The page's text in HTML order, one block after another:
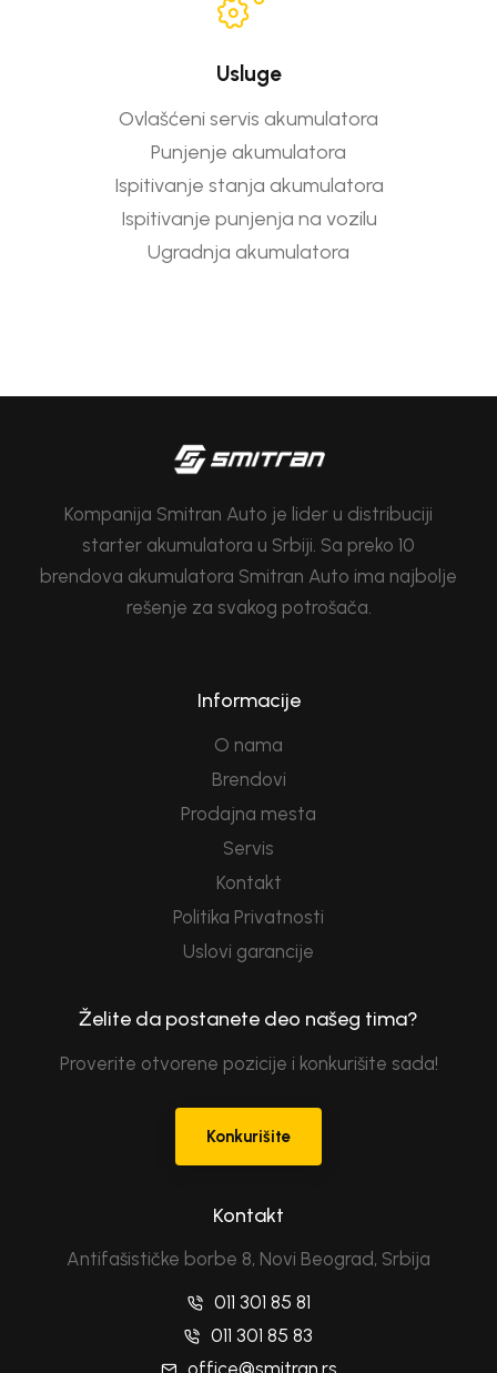
Usluge
Ovlašćeni servis akumulatora
Punjenje akumulatora
Ispitivanje stanja akumulatora
Ispitivanje punjenja na vozilu
Ugradnja akumulatora
Kompanija Smitran Auto je lider u distribuciji
starter akumulatora u Srbiji. Sa preko 10
brendova akumulatora Smitran Auto ima najbolje
rešenje za svakog potrošača.
Informacije
O nama
Brendovi
Prodajna mesta
Servis
Kontakt
Politika Privatnosti
Uslovi garancije
Želite da postanete deo našeg tima?
Proverite otvorene pozicije i konkurišite sada!
Konkurišite
Kontakt
Antifašističke borbe 8, Novi Beograd, Srbija
011 301 85 81
011 301 85 83